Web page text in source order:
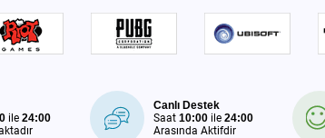
ile24:00
Canlı Destek
Saat10:00 ile24:00
Arasında Aktifdir